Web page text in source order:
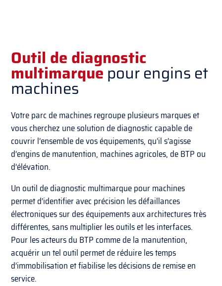
Outil de diagnostic
multimarque pour engins et
machines
Votre parc de machines regroupe plusieurs marques et
vous cherchez une solution de diagnostic capable de
couvrir l’ensemble de vos équipements, qu’il s’agisse
d’engins de manutention, machines agricoles, de BTP ou
d’élévation.
Un outil de diagnostic multimarque pour machines
permet d’identifier avec précision les défaillances
électroniques sur des équipements aux architectures très
différentes, sans multiplier les outils et les interfaces.
Pour les acteurs du BTP comme de la manutention,
acquérir un tel outil permet de réduire les temps
d’immobilisation et fiabilise les décisions de remise en
service.